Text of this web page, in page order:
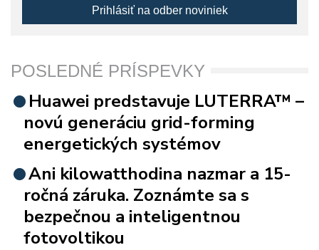
Prihlásiť na odber noviniek
POSLEDNÉ PRÍSPEVKY
Huawei predstavuje LUTERRA™ –
novú generáciu grid-forming
energetických systémov
Ani kilowatthodina nazmar a 15-
ročná záruka. Zoznámte sa s
bezpečnou a inteligentnou
fotovoltikou